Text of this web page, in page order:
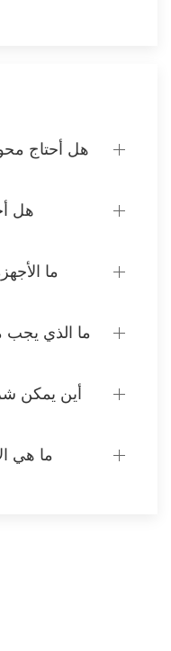
هل أحتاج
هل
ما
ما الذي يجب
أين يمكن
ما هي